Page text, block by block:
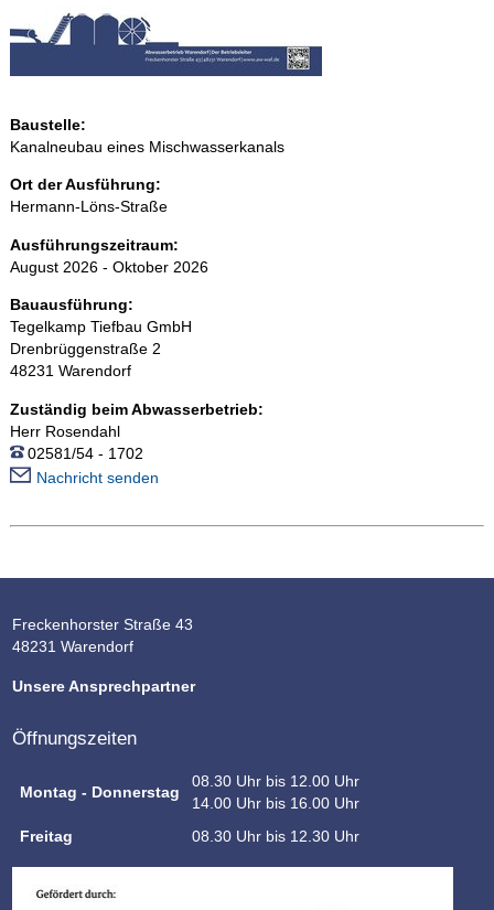
Baustelle:
Kanalneubau eines Mischwasserkanals
Ort der Ausführung:
Hermann-Löns-Straße
Ausführungszeitraum:
August 2026 - Oktober 2026
Bauausführung:
Tegelkamp Tiefbau GmbH
Drenbrüggenstraße 2
48231 Warendorf
Zuständig beim Abwasserbetrieb:
Herr Rosendahl
02581/54 - 1702
Nachricht senden
Freckenhorster Straße 43
48231 Warendorf
Unsere Ansprechpartner
Öffnungszeiten
Montag - Donnerstag
08.30 Uhr bis 12.00 Uhr
14.00 Uhr bis 16.00 Uhr
Freitag
08.30 Uhr bis 12.30 Uhr